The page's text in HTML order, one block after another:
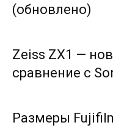
(обновлено)
Zeiss ZX1 —
сравнение с
Размеры